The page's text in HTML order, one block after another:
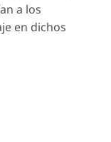
a los
en dichos